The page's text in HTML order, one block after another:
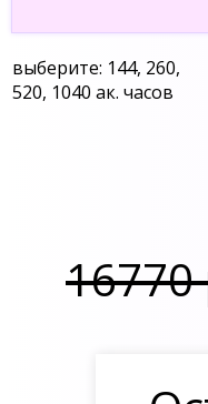
выберите: 144, 260,
520, 1040 ак. часов
16770